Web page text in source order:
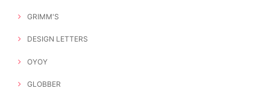
GRIMM'S
DESIGN LETTERS
OYOY
GLOBBER